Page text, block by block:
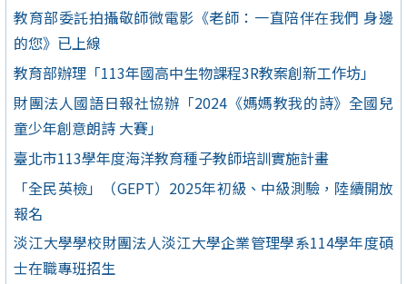
教育部委託拍攝敬師微電影《老師：一直陪伴在我們 身邊
的您》已上線
教育部辦理「113年國高中生物課程3R教案創新工作坊」
財團法人國語日報社協辦「2024《媽媽教我的詩》全國兒
童少年創意朗詩 大賽」
臺北市113學年度海洋教育種子教師培訓實施計畫
「全民英檢」（GEPT）2025年初級、中級測驗，陸續開放
報名
淡江大學學校財團法人淡江大學企業管理學系114學年度碩
士在職專班招生